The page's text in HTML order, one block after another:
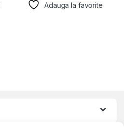
Adauga la favorite